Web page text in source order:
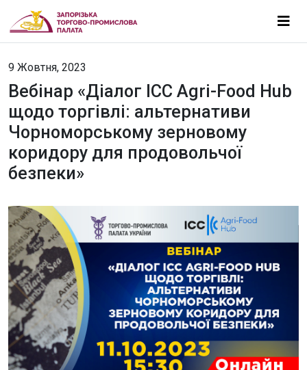
9 Жовтня, 2023
Вебінар «Діалог ICC Agri-Food Hub
щодо торгівлі: альтернативи
Чорноморському зерновому
коридору для продовольчої
безпеки»